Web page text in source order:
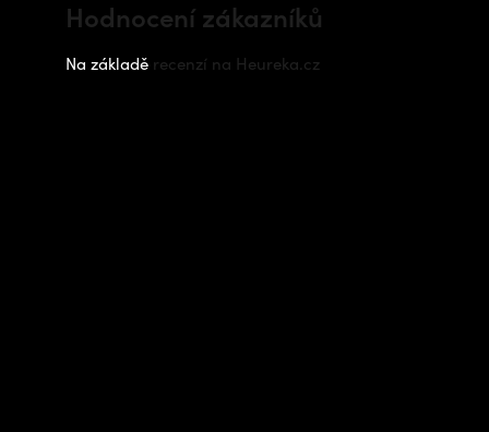
Hodnocení zákazníků
Na základě recenzí na Heureka.cz